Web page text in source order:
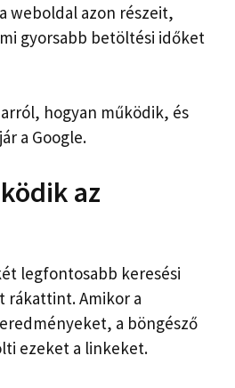
weboldal azon részeit,
gyorsabb betöltési időket
hogyan működik, és
a Google.
az
legfontosabb keresési
Amikor a
a böngésző
ezeket a linkeket.